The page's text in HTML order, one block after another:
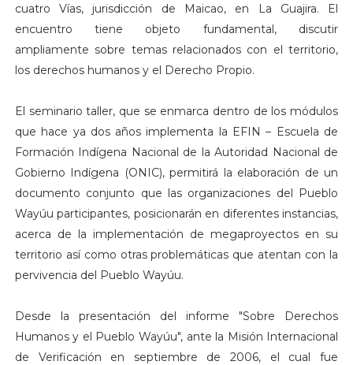
cuatro Vías, jurisdicción de Maicao, en La Guajira. El
encuentro tiene objeto fundamental, discutir
ampliamente sobre temas relacionados con el territorio,
los derechos humanos y el Derecho Propio.
El seminario taller, que se enmarca dentro de los módulos
que hace ya dos años implementa la EFIN – Escuela de
Formación Indígena Nacional de la Autoridad Nacional de
Gobierno Indígena (ONIC), permitirá la elaboración de un
documento conjunto que las organizaciones del Pueblo
Wayúu participantes, posicionarán en diferentes instancias,
acerca de la implementación de megaproyectos en su
territorio así como otras problemáticas que atentan con la
pervivencia del Pueblo Wayúu.
Desde la presentación del informe "Sobre Derechos
Humanos y el Pueblo Wayúu", ante la Misión Internacional
de Verificación en septiembre de 2006, el cual fue